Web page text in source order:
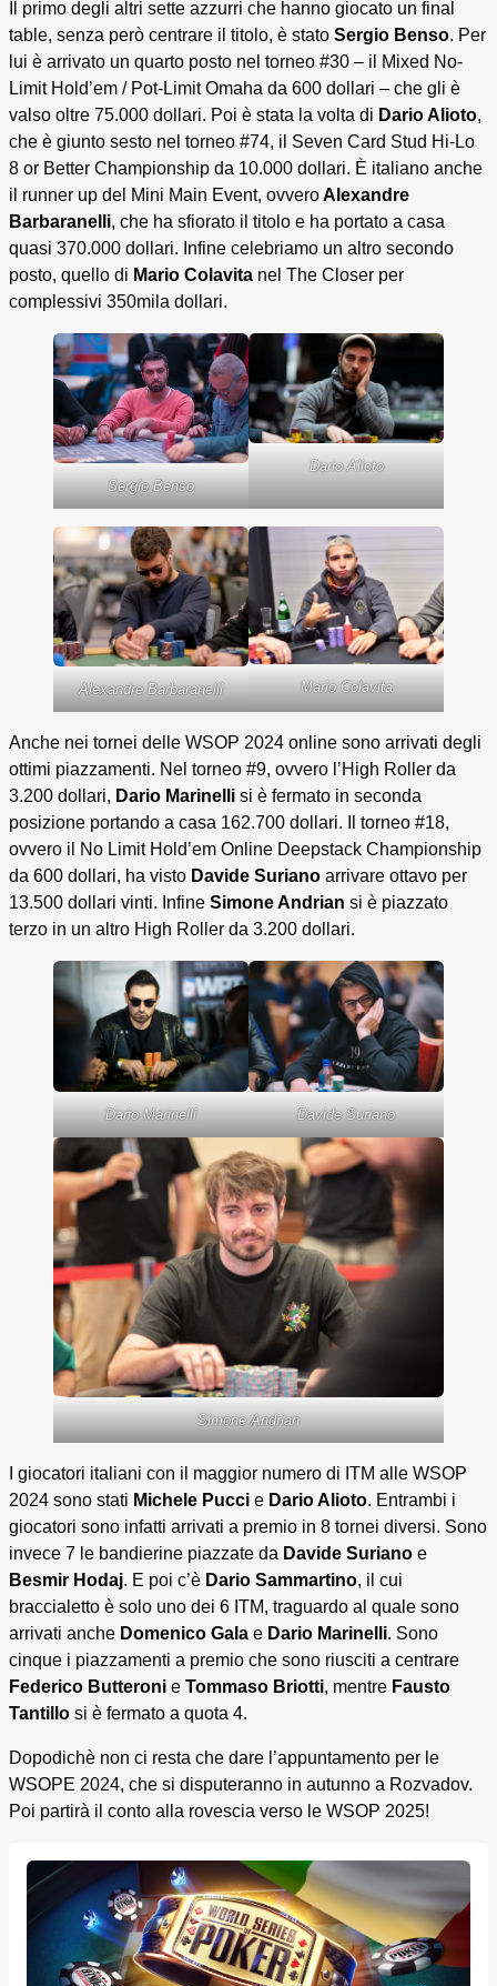
Il primo degli altri sette azzurri che hanno giocato un final
table, senza però centrare il titolo, è stato Sergio Benso. Per
lui è arrivato un quarto posto nel torneo #30 – il Mixed No-
Limit Hold’em / Pot-Limit Omaha da 600 dollari – che gli è
valso oltre 75.000 dollari. Poi è stata la volta di Dario Alioto,
che è giunto sesto nel torneo #74, il Seven Card Stud Hi-Lo
8 or Better Championship da 10.000 dollari. È italiano anche
il runner up del Mini Main Event, ovveroAlexandre
Barbaranelli, che ha sfiorato il titolo e ha portato a casa
quasi 370.000 dollari. Infine celebriamo un altro secondo
posto, quello di Mario Colavita nel The Closer per
complessivi 350mila dollari.
Sergio Benso
Dario Alioto
Alexandre Barbaranelli Mario Colavita
Anche nei tornei delle WSOP 2024 online sono arrivati degli
ottimi piazzamenti. Nel torneo #9, ovvero l’High Roller da
3.200 dollari, Dario Marinelli si è fermato in seconda
posizione portando a casa 162.700 dollari. Il torneo #18,
ovvero il No Limit Hold’em Online Deepstack Championship
da 600 dollari, ha visto Davide Suriano arrivare ottavo per
13.500 dollari vinti. Infine Simone Andrian si è piazzato
terzo in un altro High Roller da 3.200 dollari.
Dario Marinelli Davide Suriano
Simone Andrian
I giocatori italiani con il maggior numero di ITM alle WSOP
2024 sono stati Michele Pucci e Dario Alioto. Entrambi i
giocatori sono infatti arrivati a premio in 8 tornei diversi. Sono
invece 7 le bandierine piazzate da Davide Suriano e
Besmir Hodaj. E poi c’è Dario Sammartino, il cui
braccialetto è solo uno dei 6 ITM, traguardo al quale sono
arrivati anche Domenico Gala e Dario Marinelli. Sono
cinque i piazzamenti a premio che sono riusciti a centrare
Federico Butteroni e Tommaso Briotti, mentre Fausto
Tantillo si è fermato a quota 4.
Dopodichè non ci resta che dare l’appuntamento per le
WSOPE 2024, che si disputeranno in autunno a Rozvadov.
Poi partirà il conto alla rovescia verso le WSOP 2025!